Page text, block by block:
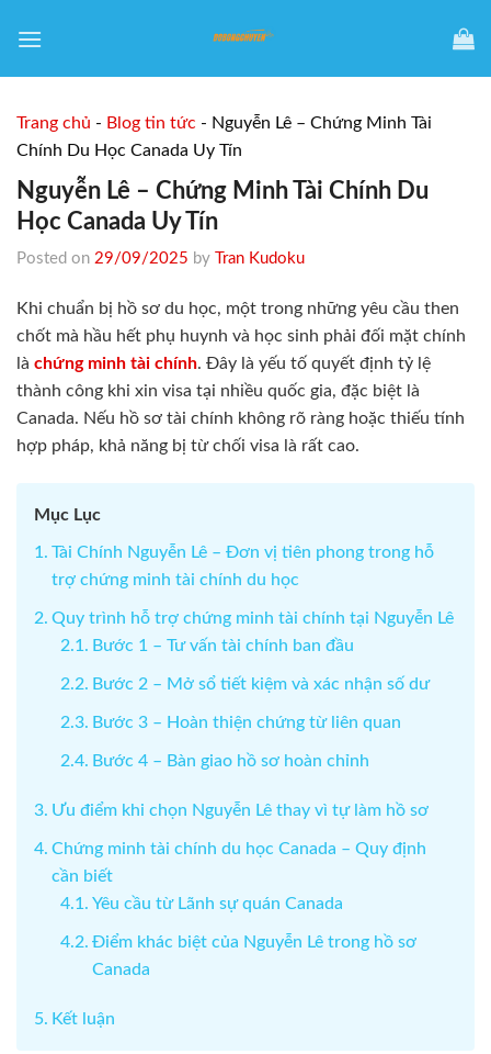
Trang chủ - Blog tin tức - Nguyễn Lê – Chứng Minh Tài
Chính Du Học Canada Uy Tín
Nguyễn Lê – Chứng Minh Tài Chính Du
Học Canada Uy Tín
Posted on 29/09/2025 by Tran Kudoku
Khi chuẩn bị hồ sơ du học, một trong những yêu cầu then
chốt mà hầu hết phụ huynh và học sinh phải đối mặt chính
là chứng minh tài chính. Đây là yếu tố quyết định tỷ lệ
thành công khi xin visa tại nhiều quốc gia, đặc biệt là
Canada. Nếu hồ sơ tài chính không rõ ràng hoặc thiếu tính
hợp pháp, khả năng bị từ chối visa là rất cao.
Mục Lục
Tài Chính Nguyễn Lê – Đơn vị tiên phong trong hỗ
trợ chứng minh tài chính du học
Quy trình hỗ trợ chứng minh tài chính tại Nguyễn Lê
Bước 1 – Tư vấn tài chính ban đầu
Bước 2 – Mở sổ tiết kiệm và xác nhận số dư
Bước 3 – Hoàn thiện chứng từ liên quan
Bước 4 – Bàn giao hồ sơ hoàn chỉnh
Ưu điểm khi chọn Nguyễn Lê thay vì tự làm hồ sơ
Chứng minh tài chính du học Canada – Quy định
cần biết
Yêu cầu từ Lãnh sự quán Canada
Điểm khác biệt của Nguyễn Lê trong hồ sơ
Canada
Kết luận